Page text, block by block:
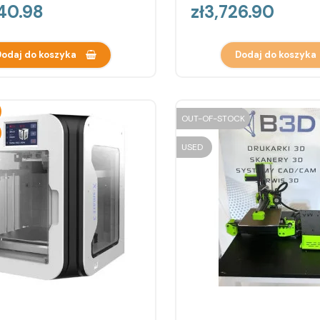
do koszyka
Price
zł3,726.90
Dodaj do koszyka
OUT-OF-STOCK
USED